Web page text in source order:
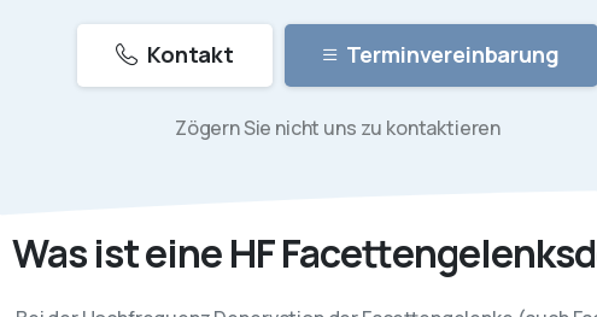
Kontakt Terminvereinbarung
Zögern Sie nicht uns zu kontaktieren
Was ist eine HF